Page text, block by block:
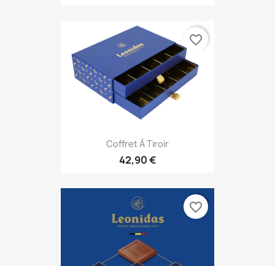
Coffret À Tiroir
42,90 €
favorite_border
favorite_border